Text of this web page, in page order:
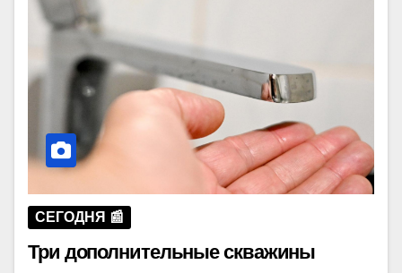
СЕГОДНЯ 📰
Три дополнительные скважины